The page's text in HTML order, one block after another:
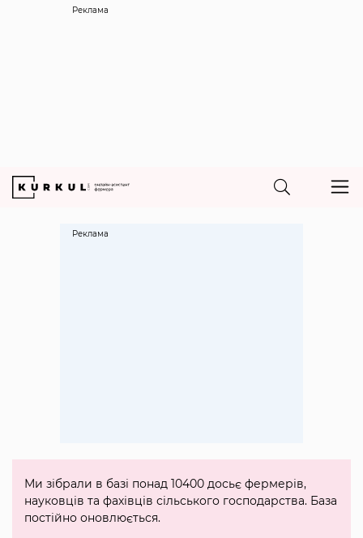
Реклама
Ми зібрали в базі понад 10400 досьє фермерів,
науковців та фахівців сільського господарства. База
постійно оновлюється.
Реклама